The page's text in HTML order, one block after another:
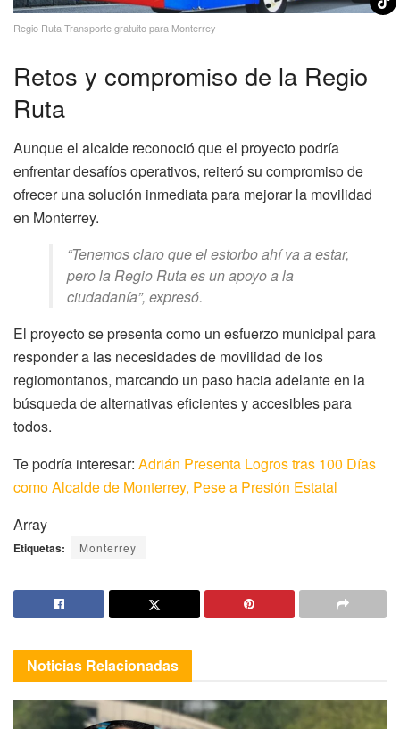
Regio Ruta Transporte gratuito para Monterrey
Retos y compromiso de la Regio
Ruta
Aunque el alcalde reconoció que el proyecto podría
enfrentar desafíos operativos, reiteró su compromiso de
ofrecer una solución inmediata para mejorar la movilidad
en Monterrey.
“Tenemos claro que el estorbo ahí va a estar,
pero la Regio Ruta es un apoyo a la
ciudadanía”, expresó.
El proyecto se presenta como un esfuerzo municipal para
responder a las necesidades de movilidad de los
regiomontanos, marcando un paso hacia adelante en la
búsqueda de alternativas eficientes y accesibles para
todos.
Te podría interesar: Adrián Presenta Logros tras 100 Días
como Alcalde de Monterrey, Pese a Presión Estatal
Array
Etiquetas: Monterrey
Noticias Relacionadas